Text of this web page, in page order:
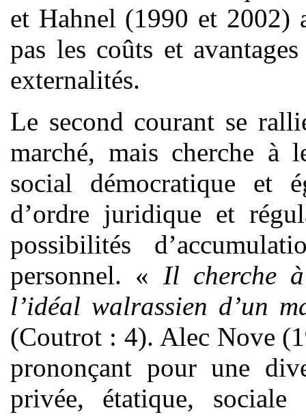
et Hahnel (1990 et 2002)
pas les coûts et
externalités.
Le second courant se
marché, mais cherche à
social démocratique et
d’ordre juridique et
possibilités
personnel. « Il cherche
l’idéal walrassien d’un
(Coutrot : 4). Alec Nove
prononçant pour une
privée, étatique,